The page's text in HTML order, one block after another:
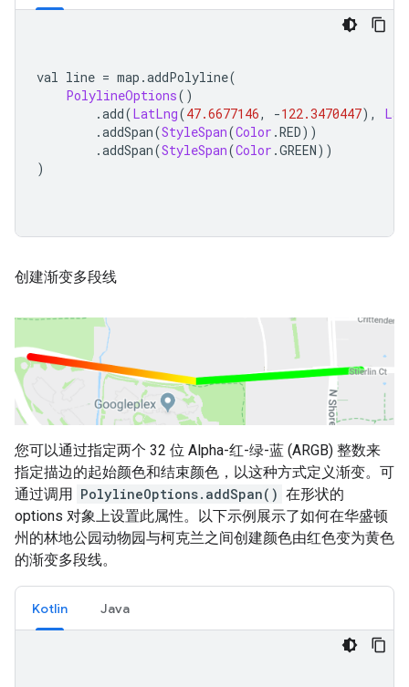
val line = map .addPolyline(
PolylineOptions()
.add(LatLng(47.6677146, -122.3470447),
.addSpan(StyleSpan(Color .RED))
.addSpan(StyleSpan(Color .GREEN))
)
创建渐变多段线
您可以通过指定两个 32 位 Alpha-红-绿-蓝 (ARGB) 整数来
指定描边的起始颜色和结束颜色，以这种方式定义渐变。可
通过调用 PolylineOptions.addSpan() 在形状的
options 对象上设置此属性。以下示例展示了如何在华盛顿
州的林地公园动物园与柯克兰之间创建颜色由红色变为黄色
的渐变多段线。
Kotlin Java